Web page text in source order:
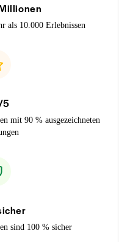
als 10.000 Erlebnissen
5
mit 90 % ausgezeichneten
sind 100 % sicher